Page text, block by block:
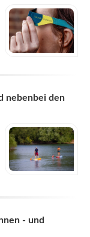
nebenbei den
- und